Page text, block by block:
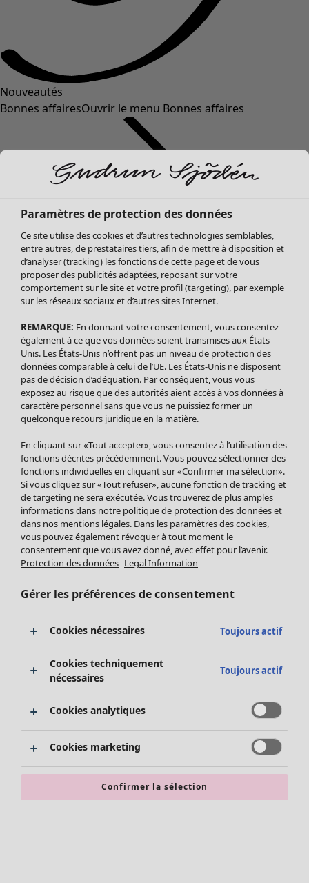
Nouveautés
Bonnes affairesOuvrir le menu Bonnes affaires
Soldes Vêtements
Tous les vêtements
Robes
Tuniques
Blouses
Tops
Gilets
Pantalon
Jupes
Leggings et collants
Accessoires
Chaussures
Vêtements de bain
Basics
Soldes Mobilier
Bonnes affaires déco
Décoration
Textiles
Tapis
Éponge
Promos SOLDES
Les promos de Gudrun Sjödén
Nouvel arrivage
Bonnes affaires en soldes - jusqu'à -70
Paramètres de protection des données
Ce site utilise des cookies et d’autres technologies semblables,
entre autres, de prestataires tiers, afin de mettre à disposition et
d’analyser (tracking) les fonctions de cette page et de vous
proposer des publicités adaptées, reposant sur votre
comportement sur le site et votre profil (targeting), par exemple
sur les réseaux sociaux et d’autres sites Internet.
REMARQUE: En donnant votre consentement, vous consentez
également à ce que vos données soient transmises aux États-
Unis. Les États-Unis n’offrent pas un niveau de protection des
données comparable à celui de l’UE. Les États-Unis ne disposent
pas de décision d’adéquation. Par conséquent, vous vous
exposez au risque que des autorités aient accès à vos données à
caractère personnel sans que vous ne puissiez former un
quelconque recours juridique en la matière.
En cliquant sur «Tout accepter», vous consentez à l’utilisation des
fonctions décrites précédemment. Vous pouvez sélectionner des
fonctions individuelles en cliquant sur «Confirmer ma sélection».
Si vous cliquez sur «Tout refuser», aucune fonction de tracking et
de targeting ne sera exécutée. Vous trouverez de plus amples
informations dans notre politique de protection des données et
dans nos mentions légales. Dans les paramètres des cookies,
vous pouvez également révoquer à tout moment le
consentement que vous avez donné, avec effet pour l’avenir.
Protection des données Legal Information
Gérer les préférences de consentement
Cookies nécessaires Toujours actif
Cookies techniquement
nécessaires
Toujours actif
Cookies analytiques
Cookies marketing
Confirmer la sélection